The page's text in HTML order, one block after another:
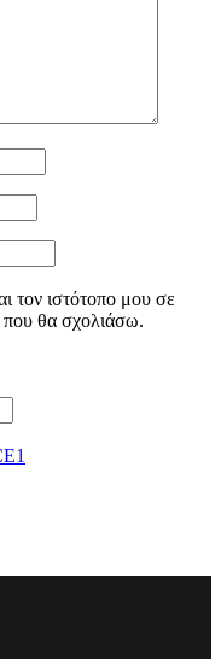
τον ιστότοπο μου σε
που θα σχολιάσω.